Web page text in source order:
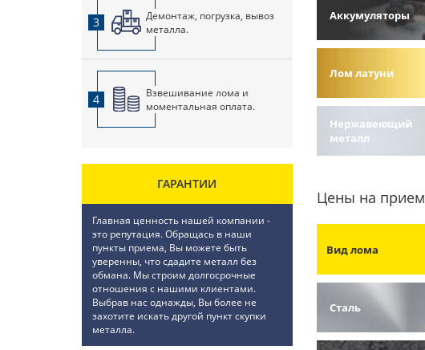
Аккумуляторы
Лом латуни
Нержавеющий
металл
Цены на
Вид лома
Сталь
3
Демонтаж, погрузка, вывоз
металла.
4
Взвешивание лома и
моментальная оплата.
ГАРАНТИИ
Главная ценность нашей компании -
это репутация. Обращась в наши
пункты приема, Вы можете быть
уверенны, что сдадите металл без
обмана. Мы строим долгосрочные
отношения с нашими клиентами.
Выбрав нас однажды, Вы более не
захотите искать другой пункт скупки
металла.